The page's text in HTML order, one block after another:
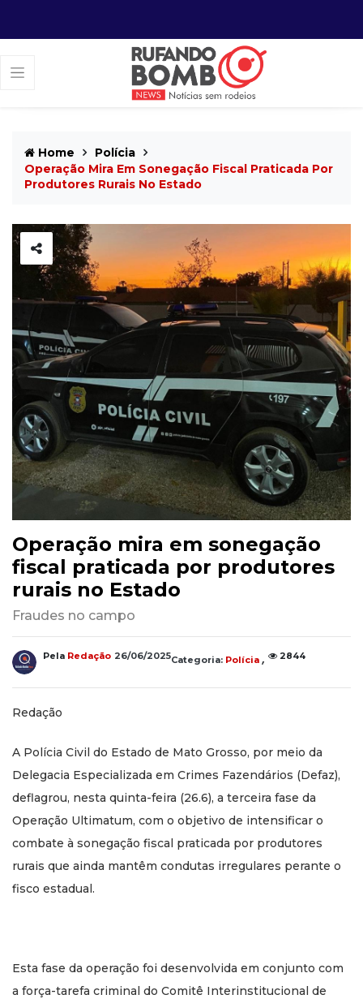
Home
Polícia
Operação Mira Em Sonegação Fiscal Praticada Por
Produtores Rurais No Estado
Operação mira em sonegação
fiscal praticada por produtores
rurais no Estado
Fraudes no campo
Pela Redação 26/06/2025Categoria: Polícia , 2844
Redação
A Polícia Civil do Estado de Mato Grosso, por meio da
Delegacia Especializada em Crimes Fazendários (Defaz),
deflagrou, nesta quinta-feira (26.6), a terceira fase da
Operação Ultimatum, com o objetivo de intensificar o
combate à sonegação fiscal praticada por produtores
rurais que ainda mantêm condutas irregulares perante o
fisco estadual.
Esta fase da operação foi desenvolvida em conjunto com
a força-tarefa criminal do Comitê Interinstitucional de